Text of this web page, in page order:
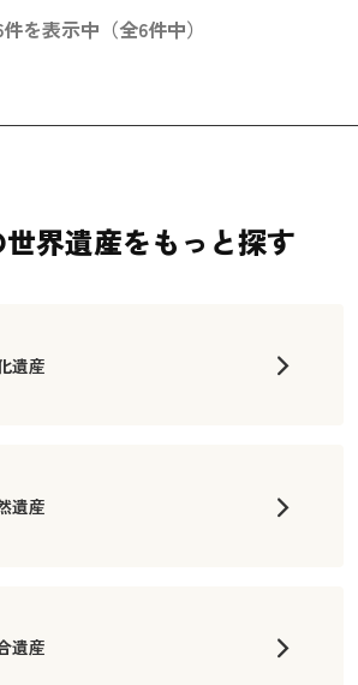
を表示中（全6件中）
界遺産をもっと探す
遺産
遺産
遺産